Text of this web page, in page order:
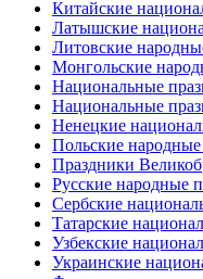
Китайские
Латышские
Литовские
Монгольские
Национальные
Национальные
Ненецкие
Польские
Праздники
Русские народные
Сербские
Татарские
Узбекские
Украинские